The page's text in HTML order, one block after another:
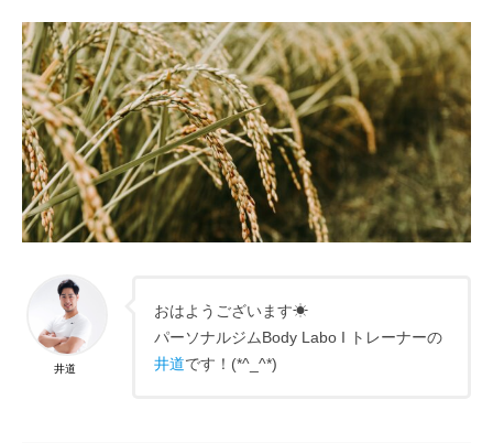
井道
おはようございます☀
パーソナルジムBody Labo I トレーナーの
井道です！(*^_^*)